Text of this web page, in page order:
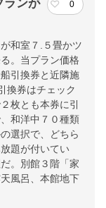
ランが
0
和室７.５畳かツ
。当プラン価格
引換券と近隣施
換券はチェック
枚とも本券に引
和洋中７０種類
選択で、どちら
題が付いてい
。別館３階「家
風呂、本館地下